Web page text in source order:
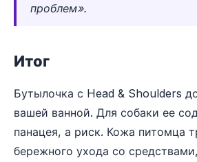
проблем».
Итог
Бутылочка с Head & Shoulders
вашей ванной. Для собаки ее
панацея, а риск. Кожа питомца
бережного ухода со